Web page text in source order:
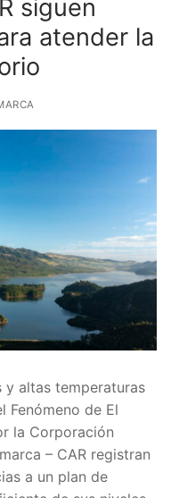
siguen
atender la
y altas temperaturas
Fenómeno de El
la Corporación
– CAR registran
a un plan de